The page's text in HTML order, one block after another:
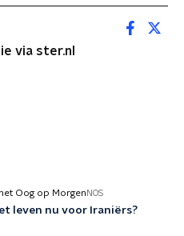
via ster.nl
Oog op Morgen NOS
leven nu voor Iraniërs?